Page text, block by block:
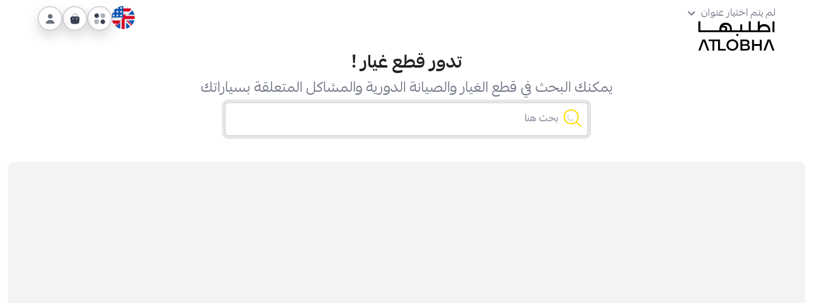
لم يتم اختيار عنوان
تدور قطع غيار!
يمكنك البحث في قطع الغيار والصيانة الدورية والمشاكل المتعلقة بسياراتك